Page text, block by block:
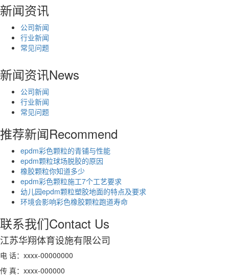
新闻资讯
公司新闻
行业新闻
常见问题
新闻资讯News
公司新闻
行业新闻
常见问题
推荐新闻Recommend
epdm彩色颗粒的青铺与性能
epdm颗粒球场脱胶的原因
橡胶颗粒你知道多少
epdm彩色颗粒施工7个工艺要求
幼儿园epdm颗粒塑胶地面的特点及要求
环境会影响彩色橡胶颗粒跑道寿命
联系我们Contact Us
江苏华翔体育设施有限公司
电 话：xxxx-00000000
传 真：xxxx-000000